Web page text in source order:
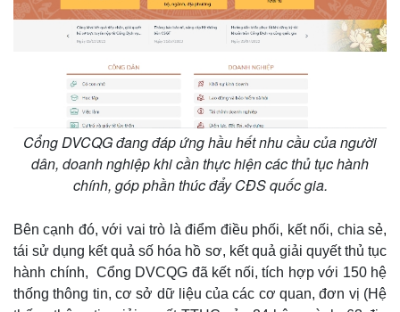
Cổng DVCQG đang đáp ứng hầu hết nhu cầu của người
dân, doanh nghiệp khi cần thực hiện các thủ tục hành
chính, góp phần thúc đẩy CĐS quốc gia.
Bên cạnh đó, với vai trò là điểm điều phối, kết nối, chia sẻ,
tái sử dụng kết quả số hóa hồ sơ, kết quả giải quyết thủ tục
hành chính, Cổng DVCQG đã kết nối, tích hợp với 150 hệ
thống thông tin, cơ sở dữ liệu của các cơ quan, đơn vị (Hệ